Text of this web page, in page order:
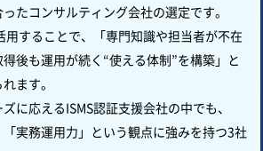
たコンサルティング会社の選定です。
用することで、「専門知識や担当者が不在
後も運用が続く“使える体制”を構築」と
ます。
に応えるISMS認証支援会社の中でも、
「実務運用力」という観点に強みを持つ3社